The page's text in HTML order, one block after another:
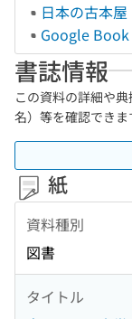
日本の古本屋
Google
書誌情報
この資料の詳細や
名）等を確認できま
紙
資料種別
図書
タイトル